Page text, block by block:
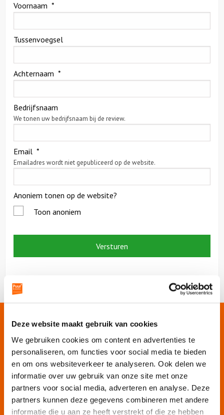
Deze website maakt gebruik van cookies
We gebruiken cookies om content en advertenties te
personaliseren, om functies voor social media te bieden
en om ons websiteverkeer te analyseren. Ook delen we
informatie over uw gebruik van onze site met onze
partners voor social media, adverteren en analyse. Deze
partners kunnen deze gegevens combineren met andere
informatie die u aan ze heeft verstrekt of die ze hebben
Voornaam *
Tussenvoegsel
Achternaam *
Bedrijfsnaam
We tonen uw bedrijfsnaam bij de review.
Email *
Emailadres wordt niet gepubliceerd op de website.
Anoniem tonen op de website?
Toon anoniem
Onze websites
Puur Events
Puur Feesten
Puur Uitjes
Puur Amsterdam
Puur Rotterdam